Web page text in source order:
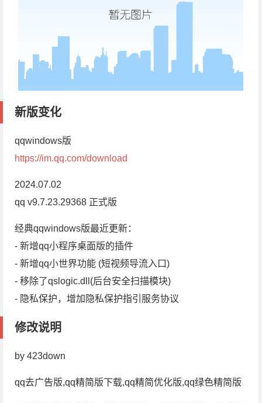
新版变化
qqwindows版
https://im.qq.com/download
2024.07.02
qq v9.7.23.29368 正式版
经典qqwindows版最近更新：
- 新增qq小程序桌面版的插件
- 新增qq小世界功能 (短视频导流入口)
- 移除了qslogic.dll(后台安全扫描模块)
- 隐私保护，增加隐私保护指引服务协议
修改说明
by 423down
qq去广告版,qq精简版下载,qq精简优化版,qq绿色精简版